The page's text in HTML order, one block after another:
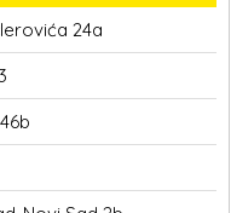
24a